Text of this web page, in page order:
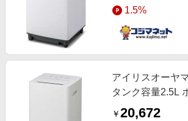
1.5%
アイリスオーヤ
タンク容量2.5L
￥20,672